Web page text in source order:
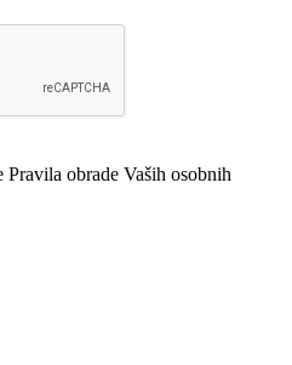
obrade Vaših osobnih